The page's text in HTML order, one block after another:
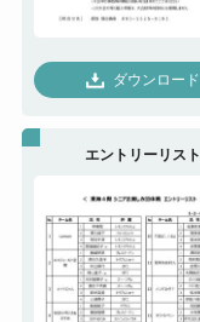
ダウンロード
エントリーリスト